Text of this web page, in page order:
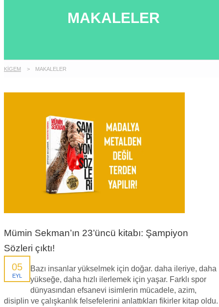
MAKALELER
KİGEM > MAKALELER
Mümin Sekman’ın 23’üncü kitabı: Şampiyon
Sözleri çıktı!
05
EYL
Bazı insanlar yükselmek için doğar. daha ileriye, daha
yükseğe, daha hızlı ilerlemek için yaşar. Farklı spor
dünyasından efsanevi isimlerin mücadele, azim,
disiplin ve çalışkanlık felsefelerini anlattıkları fikirler kitap oldu.